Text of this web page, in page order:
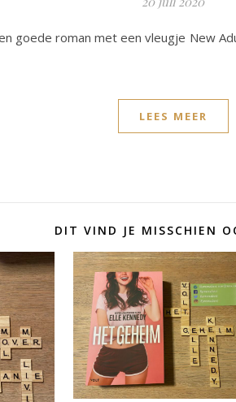
goede roman met een vleugje New
LEES MEER
DIT VIND JE MISSCHIEN